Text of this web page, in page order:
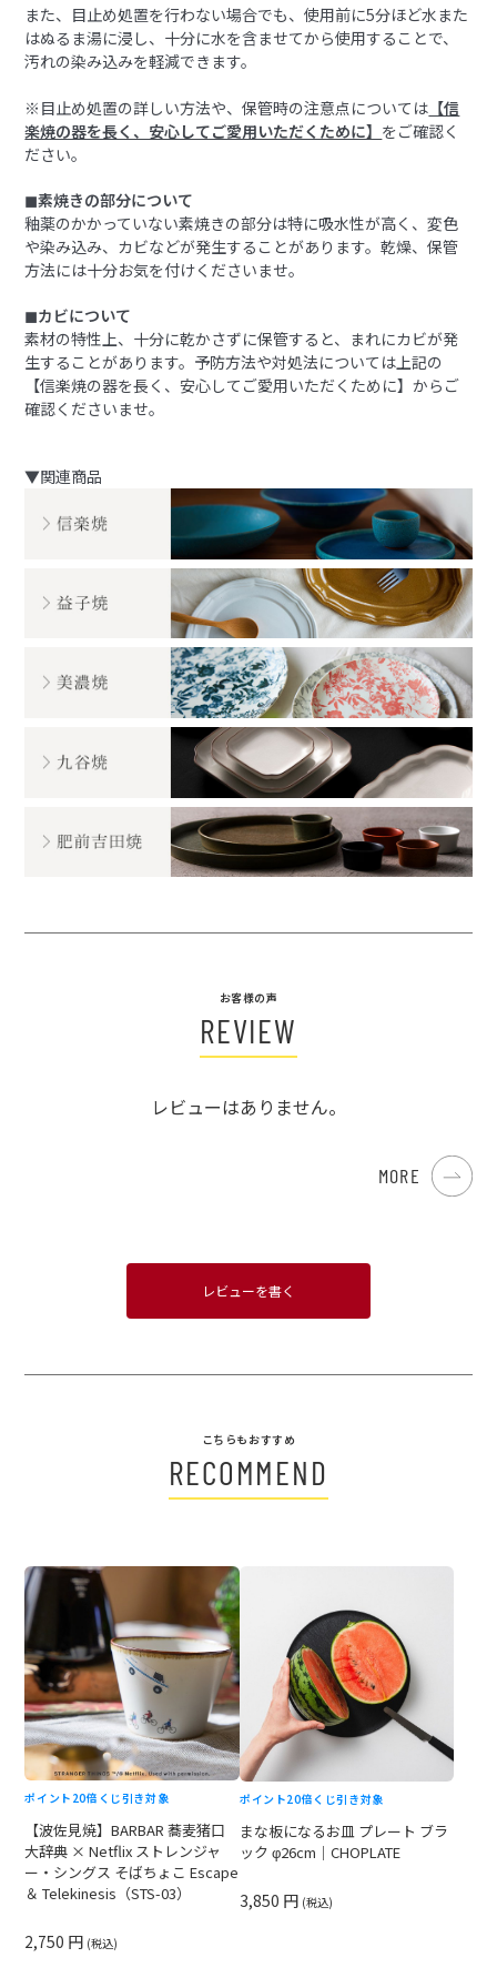
また、目止め処置を行わない場合でも、使用前に5分ほど水また
はぬるま湯に浸し、十分に水を含ませてから使用することで、
汚れの染み込みを軽減できます。
※目止め処置の詳しい方法や、保管時の注意点については 【信
楽焼の器を長く、安心してご愛用いただくために】 をご確認く
ださい。
◼︎素焼きの部分について
釉薬のかかっていない素焼きの部分は特に吸水性が高く、変色
や染み込み、カビなどが発生することがあります。乾燥、保管
方法には十分お気を付けくださいませ。
◼︎カビについて
素材の特性上、十分に乾かさずに保管すると、まれにカビが発
生することがあります。予防方法や対処法については上記の
【信楽焼の器を長く、安心してご愛用いただくために】からご
確認くださいませ。
▼関連商品
お客様の声
REVIEW
レビューはありません。
MORE
レビューを書く
こちらもおすすめ
RECOMMEND
ポイント20倍 くじ引き対象
【波佐見焼】BARBAR 蕎麦猪口
大辞典 × Netflix ストレンジャ
ー・シングス そばちょこ Escape
＆ Telekinesis（STS-03）
2,750 円 (税込)
ポイント20倍 くじ引き対象
まな板になるお皿 プレート ブラ
ック φ26cm｜CHOPLATE
3,850 円 (税込)